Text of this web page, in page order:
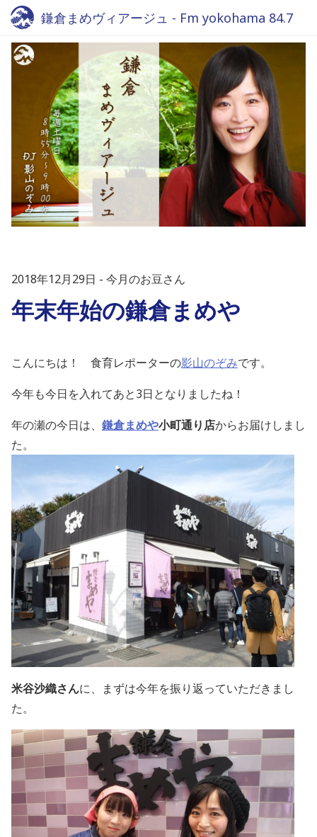
鎌倉まめヴィアージュ - Fm yokohama 84.7
2018年12月29日 今月のお豆さん
年末年始の鎌倉まめや
こんにちは！ 食育レポーターの影山のぞみです。
今年も今日を入れてあと3日となりましたね！
年の瀬の今日は、 鎌倉まめや小町通り店からお届けしまし
た。
米谷沙織さんに、まずは今年を振り返っていただきまし
た。